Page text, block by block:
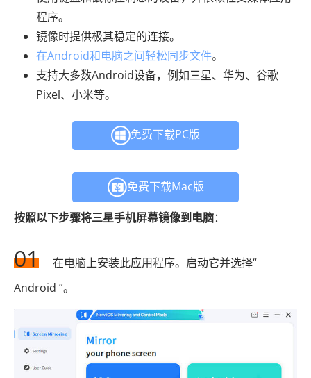
程序。
镜像时提供极其稳定的连接。
在Android和电脑之间轻松同步文件。
支持大多数Android设备，例如三星、华为、谷歌
Pixel、小米等。
免费下载PC版
免费下载Mac版
按照以下步骤将三星手机屏幕镜像到电脑：
01
在电脑上安装此应用程序。启动它并选择“
Android ”。